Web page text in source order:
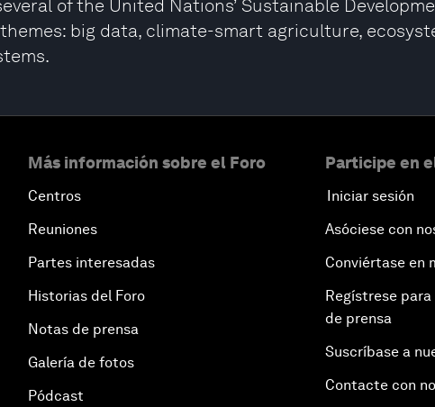
of the United Nations’ Sustainable
big data, climate-smart agriculture,
Más información sobre el Foro
Centros
Reuniones
Partes interesadas
Historias del Foro
Notas de prensa
Galería de fotos
Pódcast
Participe en
Iniciar sesión
Asóciese con
Conviértase en
Regístrese
de prensa
Suscríbase a
Contacte con